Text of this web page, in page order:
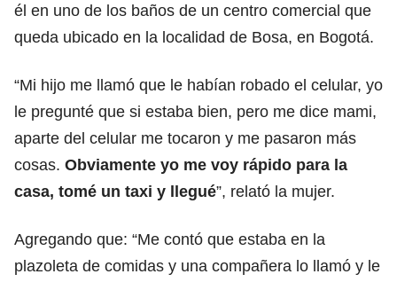
él en uno de los baños de un centro comercial que
queda ubicado en la localidad de Bosa, en Bogotá.
“Mi hijo me llamó que le habían robado el celular, yo
le pregunté que si estaba bien, pero me dice mami,
aparte del celular me tocaron y me pasaron más
cosas. Obviamente yo me voy rápido para la
casa, tomé un taxi y llegué”, relató la mujer.
Agregando que: “Me contó que estaba en la
plazoleta de comidas y una compañera lo llamó y le